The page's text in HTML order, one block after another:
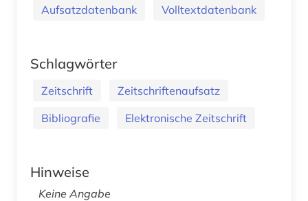
Aufsatzdatenbank Volltextdatenbank
Schlagwörter
Zeitschrift
Zeitschriftenaufsatz
Bibliografie
Elektronische Zeitschrift
Hinweise
Keine Angabe